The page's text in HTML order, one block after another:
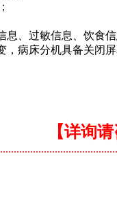
、过敏信息、饮食信
病床分机具备关闭
【详询